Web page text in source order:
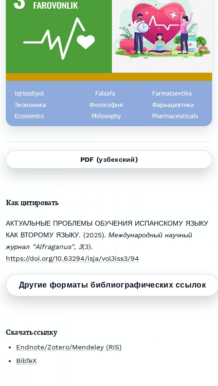
PDF (узбекский)
Как цитировать
АКТУАЛЬНЫЕ ПРОБЛЕМЫ ОБУЧЕНИЯ ИСПАНСКОМУ ЯЗЫКУ
КАК ВТОРОМУ ЯЗЫКУ. (2025). Международный научный
журнал "Alfraganus", 3(3).
https://doi.org/10.63294/isja/vol3iss3/94
Другие форматы библиографических ссылок
Скачать ссылку
Endnote/Zotero/Mendeley (RIS)
BibTeX